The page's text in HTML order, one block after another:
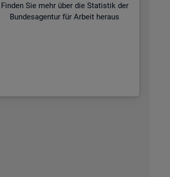
Finden Sie mehr über die Statistik der
Bundesagentur für Arbeit heraus